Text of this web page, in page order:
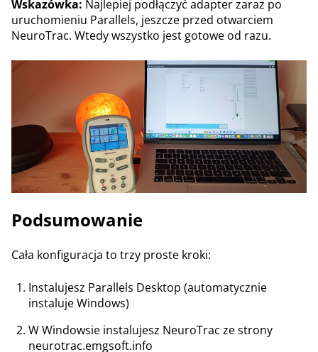
Wskazówka: Najlepiej podłączyć adapter zaraz po
uruchomieniu Parallels, jeszcze przed otwarciem
NeuroTrac. Wtedy wszystko jest gotowe od razu.
Podsumowanie
Cała konfiguracja to trzy proste kroki:
Instalujesz Parallels Desktop (automatycznie
instaluje Windows)
W Windowsie instalujesz NeuroTrac ze strony
neurotrac.emgsoft.info